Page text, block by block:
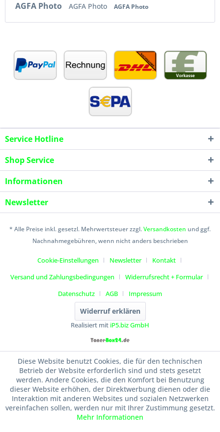
AGFA Photo AGFA Photo AGFA Photo
Service Hotline
Shop Service
Informationen
Newsletter
* Alle Preise inkl. gesetzl. Mehrwertsteuer zzgl.Versandkosten und ggf.
Nachnahmegebühren, wenn nicht anders beschrieben
Cookie-Einstellungen Newsletter
Kontakt
Versand und Zahlungsbedingungen
Widerrufsrecht + Formular
Datenschutz
AGB Impressum
Widerruf erklären
Realisiert mit iP5.biz GmbH
Diese Website benutzt Cookies, die für den technischen
Betrieb der Website erforderlich sind und stets gesetzt
werden. Andere Cookies, die den Komfort bei Benutzung
dieser Website erhöhen, der Direktwerbung dienen oder die
Interaktion mit anderen Websites und sozialen Netzwerken
vereinfachen sollen, werden nur mit Ihrer Zustimmung gesetzt.
Mehr Informationen